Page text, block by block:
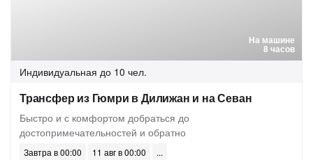
На машине
8 часов
Индивидуальная до 10 чел.
Трансфер из Гюмри в Дилижан и на Севан
Быстро и с комфортом добраться до
достопримечательностей и обратно
Завтра в 00:00
11 авг в 00:00